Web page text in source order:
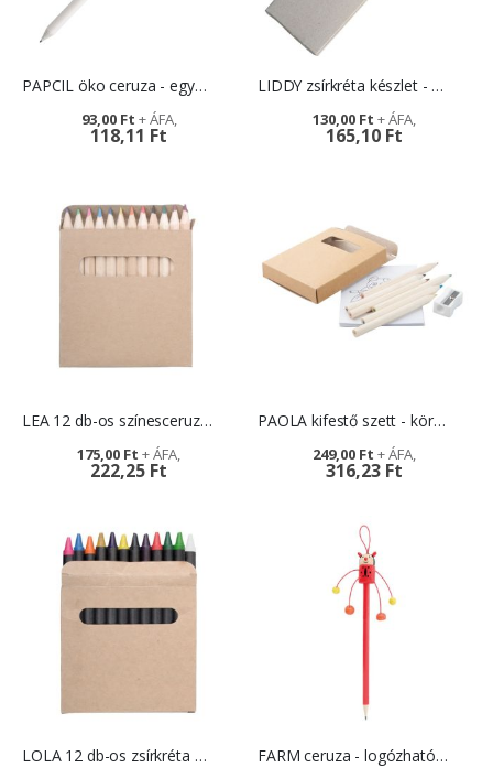
PAPCIL öko ceruza - egyedi logózással
118,11 Ft
93,00 Ft
LIDDY zsírkréta készlet - céges ajándék gyerekeknek
165,10 Ft
130,00 Ft
LEA 12 db-os színesceruza készlet - emblémázási lehetőséggel cégeknek
222,25 Ft
175,00 Ft
PAOLA kifestő szett - környezettudatos reklámajándék gyerekeknek
316,23 Ft
249,00 Ft
LOLA 12 db-os zsírkréta készlet - emblémázható papír csomagolásban FARM ceruza - logózható reklámajándék gyerekeknek